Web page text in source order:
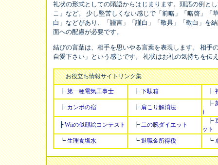
礼状の形式としての頭語からはじまります。頭語の例と
こ」など。 少し堅苦しくない感じで「前略」「略啓」「
白」などがあり、「謹言」「謹白」「敬具」「敬白」を
面への配慮が必要です。
結びの言葉は、相手を思いやる言葉を表現します。 相手
自愛下さい」という感じです。 礼状はお礼の気持ちを伝
お役立ち情報サイトリンク集
┣ 第一種電気工事士 ┣ 下駄箱 ┣
┣ カンポの宿 ┣ 肩こり解消法
┣
）
┣Wiiの似顔絵コンテスト ┣ 二の腕ダイエット
┣
ット
┗ 生理食塩水 ┗ 退職金所得税 ┗